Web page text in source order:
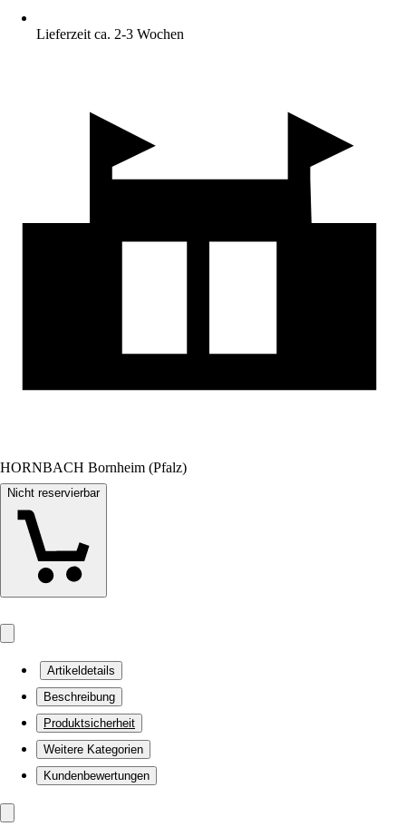
Lieferzeit ca. 2-3 Wochen
HORNBACH Bornheim (Pfalz)
Nicht reservierbar
Artikeldetails
Beschreibung
Produktsicherheit
Weitere Kategorien
Kundenbewertungen